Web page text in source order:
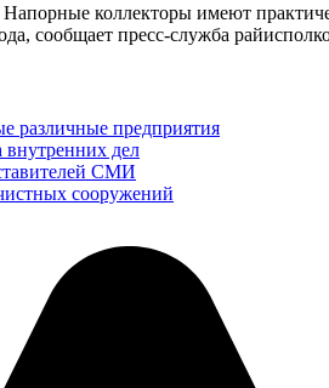
коллекторы имеют
сообщает пресс-служба
различные предприятия
внутренних дел
СМИ
сооружений